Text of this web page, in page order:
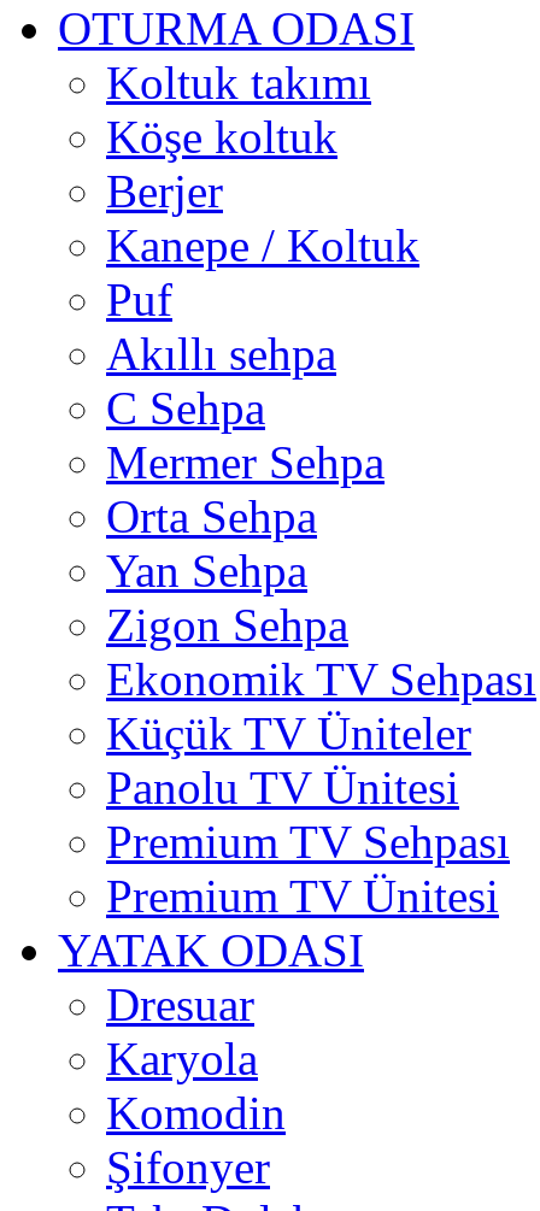
OTURMA ODASI
Koltuk takımı
Köşe koltuk
Berjer
Kanepe / Koltuk
Puf
Akıllı sehpa
C Sehpa
Mermer Sehpa
Orta Sehpa
Yan Sehpa
Zigon Sehpa
Ekonomik TV Sehpası
Küçük TV Üniteler
Panolu TV Ünitesi
Premium TV Sehpası
Premium TV Ünitesi
YATAK ODASI
Dresuar
Karyola
Komodin
Şifonyer